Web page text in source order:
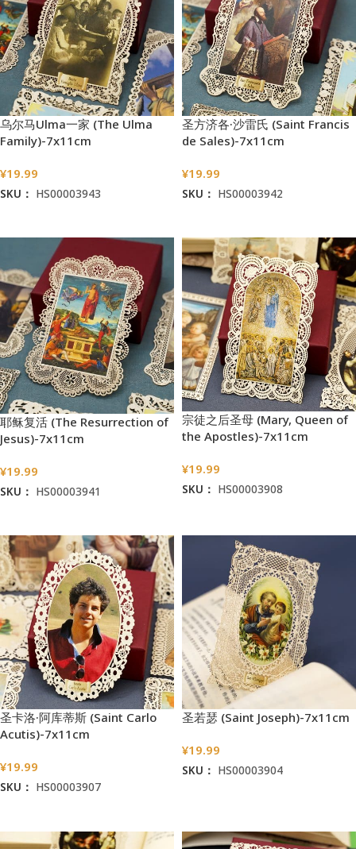
乌尔马Ulma一家 (The Ulma
Family)-7x11cm
¥19.99
SKU： HS00003943
圣方济各·沙雷氏 (Saint Francis
de Sales)-7x11cm
¥19.99
SKU： HS00003942
耶稣复活 (The Resurrection of
Jesus)-7x11cm
¥19.99
SKU： HS00003941
宗徒之后圣母 (Mary, Queen of
the Apostles)-7x11cm
¥19.99
SKU： HS00003908
圣卡洛·阿库蒂斯 (Saint Carlo
Acutis)-7x11cm
¥19.99
SKU： HS00003907
圣若瑟 (Saint Joseph)-7x11cm
¥19.99
SKU： HS00003904